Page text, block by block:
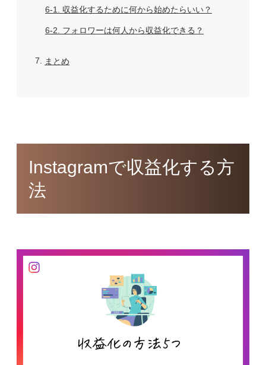
6-1
収益化するために何から始めたらいい？
6-2 フォロワーは何人から収益化できる？
7 まとめ
Instagramで収益化する方
法